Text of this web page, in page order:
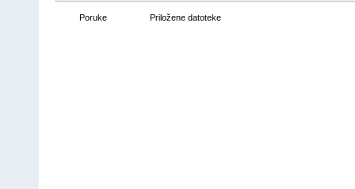
Poruke Priložene datoteke